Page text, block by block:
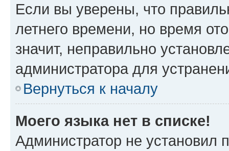
Если вы уверены, что
летнего времени, но время
значит, неправильно
администратора для
Вернуться к началу
Моего языка нет в списке!
Администратор не установил